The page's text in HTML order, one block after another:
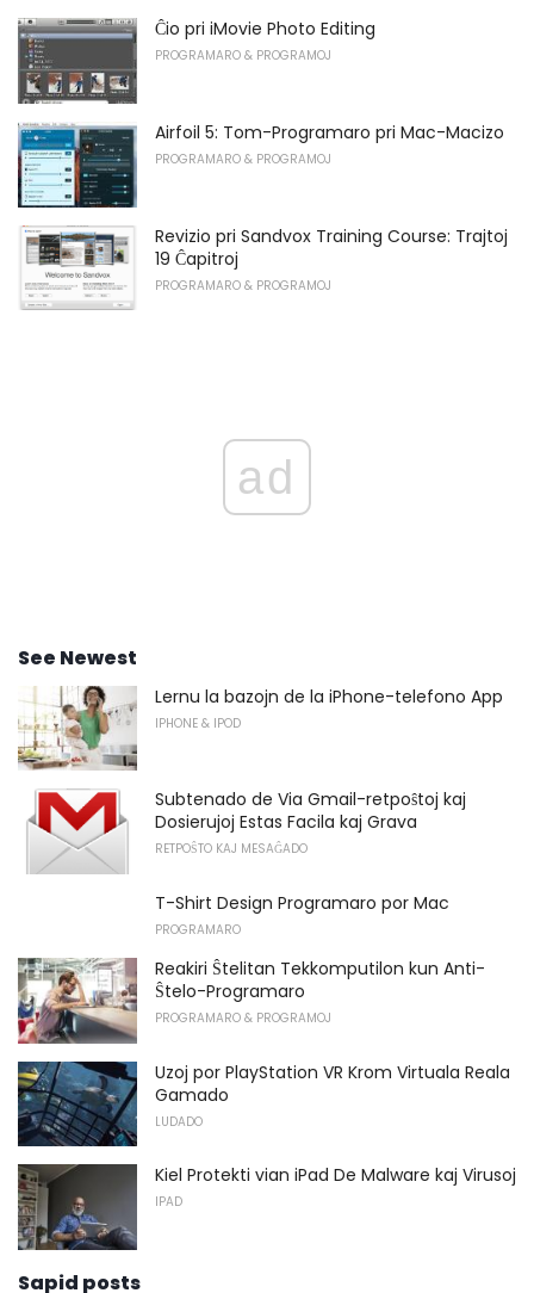
Ĉio pri iMovie Photo Editing
PROGRAMARO & PROGRAMOJ
Airfoil 5: Tom-Programaro pri Mac-Macizo
PROGRAMARO & PROGRAMOJ
Revizio pri Sandvox Training Course: Trajtoj
19 Ĉapitroj
PROGRAMARO & PROGRAMOJ
ad
See Newest
Lernu la bazojn de la iPhone-telefono App
IPHONE & IPOD
Subtenado de Via Gmail-retpoŝtoj kaj
Dosierujoj Estas Facila kaj Grava
RETPOŜTO KAJ MESAĜADO
T-Shirt Design Programaro por Mac
PROGRAMARO
Reakiri Ŝtelitan Tekkomputilon kun Anti-
Ŝtelo-Programaro
PROGRAMARO & PROGRAMOJ
Uzoj por PlayStation VR Krom Virtuala Reala
Gamado
LUDADO
Kiel Protekti vian iPad De Malware kaj Virusoj
IPAD
Sapid posts